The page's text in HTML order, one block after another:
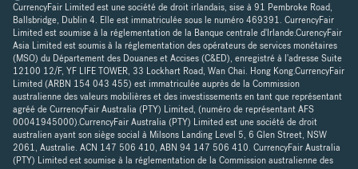
CurrencyFair Limited est une société de droit irlandais, sise à 91 Pembroke Road,
Ballsbridge, Dublin 4. Elle est immatriculée sous le numéro 469391. CurrencyFair
Limited est soumise à la réglementation de la Banque centrale d'Irlande.CurencyFair
Asia Limited est soumis à la réglementation des opérateurs de services monétaires
(MSO) du Département des Douanes et Accises (C&ED), enregistré à l'adresse Suite
12100 12/F, YF LIFE TOWER, 33 Lockhart Road, Wan Chai. Hong Kong.CurrencyFair
Limited (ARBN 154 043 455) est immatriculée auprès de la Commission
australienne des valeurs mobilières et des investissements en tant que représentant
agréé de CurrencyFair Australia (PTY) Limited, (numéro de représentant AFS
00041945000).CurrencyFair Australia (PTY) Limited est une société de droit
australien ayant son siège social à Milsons Landing Level 5, 6 Glen Street, NSW
2061, Australie. ACN 147 506 410, ABN 94 147 506 410. CurrencyFair Australia
(PTY) Limited est soumise à la réglementation de la Commission australienne des